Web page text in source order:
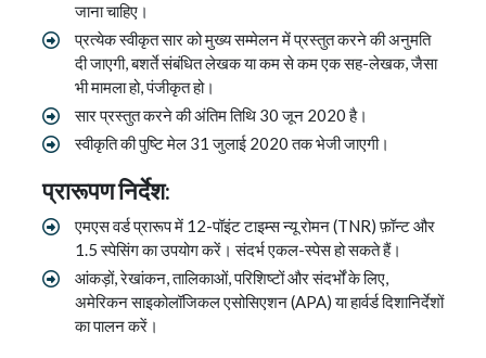
जाना चाहिए।
प्रत्येक स्वीकृत सार को मुख्य सम्मेलन में प्रस्तुत करने की अनुमति
दी जाएगी, बशर्ते संबंधित लेखक या कम से कम एक सह-लेखक, जैसा
भी मामला हो, पंजीकृत हो।
सार प्रस्तुत करने की अंतिम तिथि 30 जून 2020 है।
स्वीकृति की पुष्टि मेल 31 जुलाई 2020 तक भेजी जाएगी।
प्रारूपण निर्देश:
एमएस वर्ड प्रारूप में 12-पॉइंट टाइम्स न्यू रोमन (TNR) फ़ॉन्ट और
1.5 स्पेसिंग का उपयोग करें। संदर्भ एकल-स्पेस हो सकते हैं।
आंकड़ों, रेखांकन, तालिकाओं, परिशिष्टों और संदर्भों के लिए,
अमेरिकन साइकोलॉजिकल एसोसिएशन (APA) या हार्वर्ड दिशानिर्देशों
का पालन करें।